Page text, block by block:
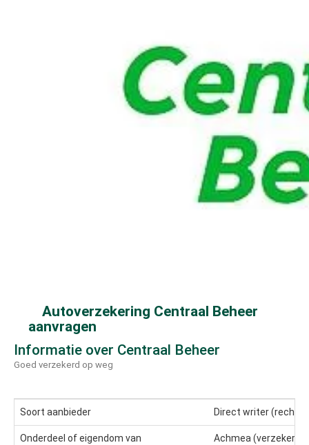
Autoverzekering Centraal Beheer
aanvragen
Informatie over Centraal Beheer
Goed verzekerd op weg
Soort aanbieder Direct writer
Onderdeel of eigendom van Achmea